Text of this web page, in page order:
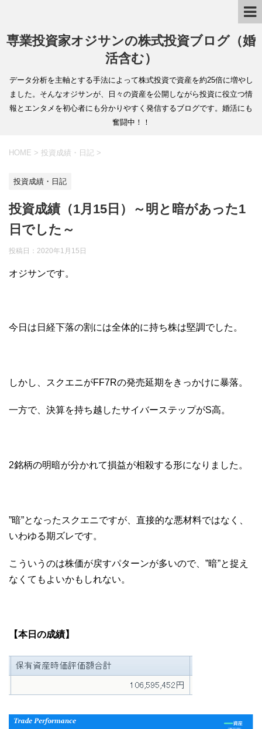
専業投資家オジサンの株式投資ブログ（婚
活含む）
データ分析を主軸とする手法によって株式投資で資産を約25倍に増やし
ました。そんなオジサンが、日々の資産を公開しながら投資に役立つ情
報とエンタメを初心者にも分かりやすく発信するブログです。婚活にも
奮闘中！！
HOME > 投資成績・日記 >
投資成績・日記
投資成績（1月15日）～明と暗があった1
日でした～
投稿日： 2020年1月15日
オジサンです。
今日は日経下落の割には全体的に持ち株は堅調でした。
しかし、スクエニがFF7Rの発売延期をきっかけに暴落。
一方で、決算を持ち越したサイバーステップがS高。
2銘柄の明暗が分かれて損益が相殺する形になりました。
”暗”となったスクエニですが、直接的な悪材料ではなく、
いわゆる期ズレです。
こういうのは株価が戻すパターンが多いので、”暗”と捉え
なくてもよいかもしれない。
【本日の成績】